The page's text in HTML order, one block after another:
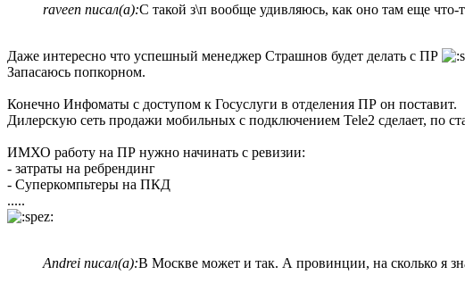
raveen писал(а):С такой з\п вообще удивляюсь, как оно там еще что-
Даже интересно что успешный менеджер Страшнов будет делать с ПР
Запасаюсь попкорном.
Конечно Инфоматы с доступом к Госуслуги в отделения ПР он поставит.
Дилерскую сеть продажи мобильных с подключением Tele2 сделает, по
ИМХО работу на ПР нужно начинать с ревизии:
- затраты на ребрендинг
- Суперкомпьтеры на ПКД
.....
Andrei писал(а):В Москве может и так. А провинции, на сколько я